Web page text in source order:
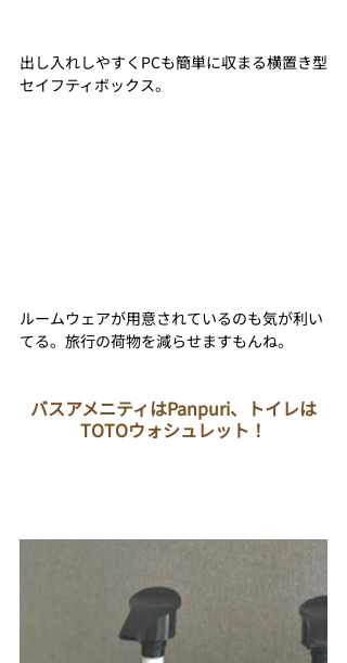
出し入れしやすくPCも簡単に収まる横置き型
セイフティボックス。
ルームウェアが用意されているのも気が利い
てる。旅行の荷物を減らせますもんね。
バスアメニティはPanpuri、トイレは
TOTOウォシュレット！